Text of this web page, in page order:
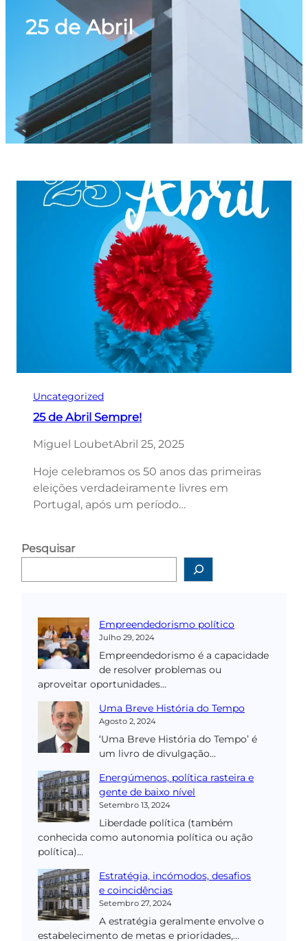
25 de Abril
Uncategorized
25 de Abril Sempre!
Miguel LoubetAbril 25, 2025
Hoje celebramos os 50 anos das primeiras
eleições verdadeiramente livres em
Portugal, após um período…
Pesquisar
Empreendedorismo político
Julho 29, 2024
Empreendedorismo é a capacidade
de resolver problemas ou
aproveitar oportunidades…
Uma Breve História do Tempo
Agosto 2, 2024
‘Uma Breve História do Tempo’ é
um livro de divulgação…
Energúmenos, política rasteira e
gente de baixo nível
Setembro 13, 2024
Liberdade política (também
conhecida como autonomia política ou ação
política)…
Estratégia, incómodos, desafios
e coincidências
Setembro 27, 2024
A estratégia geralmente envolve o
estabelecimento de metas e prioridades,…